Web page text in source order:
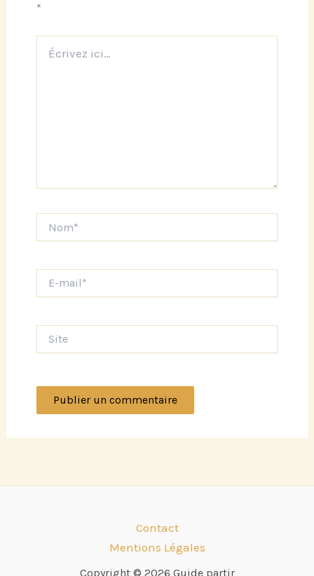
*
ici…
mail*
Contact
Mentions Légales
Copyright © 2026 Guide partir